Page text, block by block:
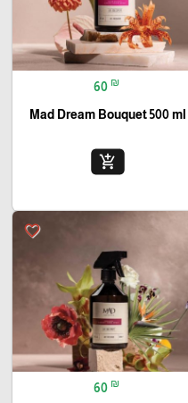
60 ₪
Mad Dream Bouquet 500 ml
add_shopping_cart
favorite_border
60 ₪